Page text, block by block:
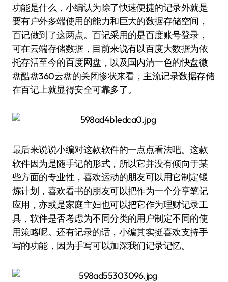
功能是什么，小编认为除了快速便捷的记录外就是
要有户外多端使用的能力和巨大的数据存储空间，
百记做到了这两点。百记采用的是百度账号登录，
可在云端存储数据，目前来说有以百度大数据为依
托存活至今的百度网盘，以及国内清一色的快盘微
盘酷盘360云盘的关闭惨状来看，主流记录数据存储
在百记上就显得安全可靠多了。
最后来说说小编对这款软件的一点点看法吧。这款
软件因为是随手记的形式，所以它并没有倾向于某
些方面的专业性，喜欢运动的朋友可以用它制定锻
炼计划，喜欢看书的朋友可以把作为一个分享笔记
应用，亦或是家庭主妇也可以把它作为理财记录工
具，软件是否考虑为不同分类的用户制定不同的使
用策略呢。还有记录的话，小编其实挺喜欢支持手
写的功能，因为手写可以加深我们记录记忆。